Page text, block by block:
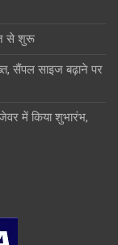
से शुरू
सैंपल साइज बढ़ाने पर
में किया शुभारंभ,